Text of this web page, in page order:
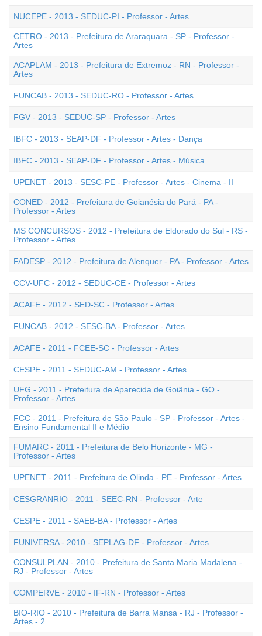
NUCEPE - 2013 - SEDUC-PI - Professor - Artes
CETRO - 2013 - Prefeitura de Araraquara - SP - Professor -
Artes
ACAPLAM - 2013 - Prefeitura de Extremoz - RN - Professor -
Artes
FUNCAB - 2013 - SEDUC-RO - Professor - Artes
FGV - 2013 - SEDUC-SP - Professor - Artes
IBFC - 2013 - SEAP-DF - Professor - Artes - Dança
IBFC - 2013 - SEAP-DF - Professor - Artes - Música
UPENET - 2013 - SESC-PE - Professor - Artes - Cinema - II
CONED - 2012 - Prefeitura de Goianésia do Pará - PA -
Professor - Artes
MS CONCURSOS - 2012 - Prefeitura de Eldorado do Sul - RS -
Professor - Artes
FADESP - 2012 - Prefeitura de Alenquer - PA - Professor - Artes
CCV-UFC - 2012 - SEDUC-CE - Professor - Artes
ACAFE - 2012 - SED-SC - Professor - Artes
FUNCAB - 2012 - SESC-BA - Professor - Artes
ACAFE - 2011 - FCEE-SC - Professor - Artes
CESPE - 2011 - SEDUC-AM - Professor - Artes
UFG - 2011 - Prefeitura de Aparecida de Goiânia - GO -
Professor - Artes
FCC - 2011 - Prefeitura de São Paulo - SP - Professor - Artes -
Ensino Fundamental II e Médio
FUMARC - 2011 - Prefeitura de Belo Horizonte - MG -
Professor - Artes
UPENET - 2011 - Prefeitura de Olinda - PE - Professor - Artes
CESGRANRIO - 2011 - SEEC-RN - Professor - Arte
CESPE - 2011 - SAEB-BA - Professor - Artes
FUNIVERSA - 2010 - SEPLAG-DF - Professor - Artes
CONSULPLAN - 2010 - Prefeitura de Santa Maria Madalena -
RJ - Professor - Artes
COMPERVE - 2010 - IF-RN - Professor - Artes
BIO-RIO - 2010 - Prefeitura de Barra Mansa - RJ - Professor -
Artes - 2